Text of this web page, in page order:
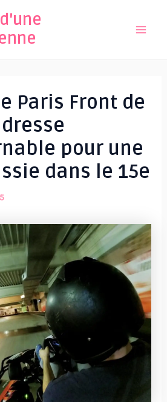
Paris Front de
pour une
dans le 15e